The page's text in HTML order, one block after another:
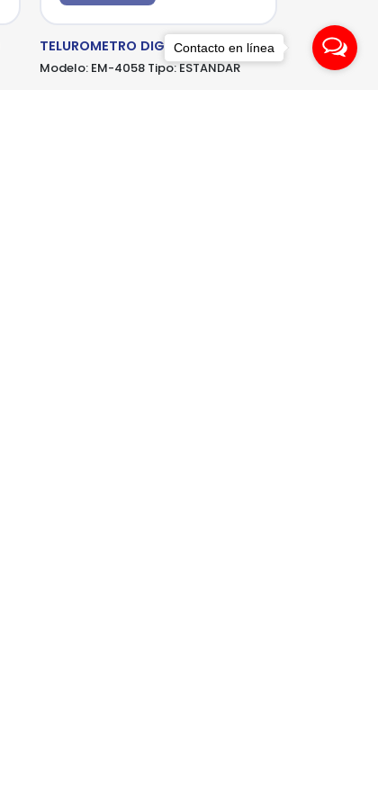
TELUROMETRO DIGITAL
Modelo: EM-4058Tipo:ESTANDAR
Contacto en línea